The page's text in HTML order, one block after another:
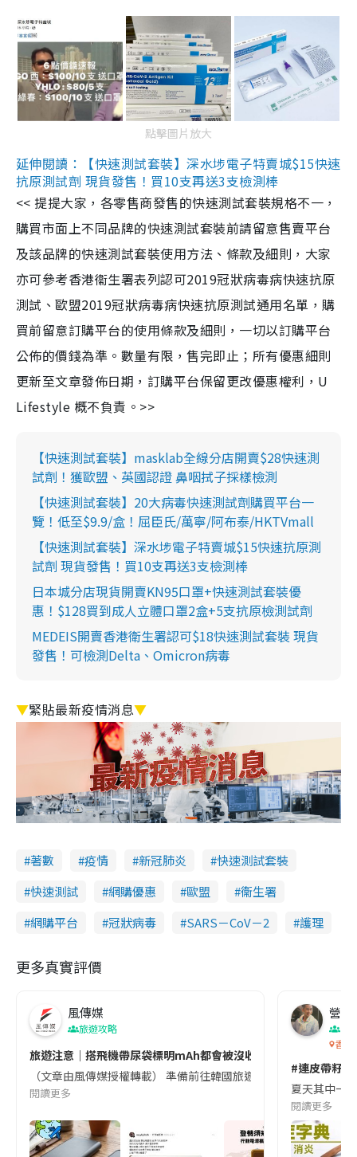
點擊圖片放大
延伸閱讀：【快速測試套裝】深水埗電子特賣城$15快速
抗原測試劑 現貨發售！買10支再送3支檢測棒
<< 提提大家，各零售商發售的快速測試套裝規格不一，
購買市面上不同品牌的快速測試套裝前請留意售賣平台
及該品牌的快速測試套裝使用方法、條款及細則，大家
亦可參考香港衞生署表列認可2019冠狀病毒病快速抗原
測試、歐盟2019冠狀病毒病快速抗原測試通用名單，購
買前留意訂購平台的使用條款及細則，一切以訂購平台
公佈的價錢為準。數量有限，售完即止；所有優惠細則
更新至文章發佈日期，訂購平台保留更改優惠權利，U
Lifestyle 概不負責。>>
【快速測試套裝】masklab全線分店開賣$28快速測
試劑！獲歐盟、英國認證 鼻咽拭子採樣檢測
【快速測試套裝】20大病毒快速測試劑購買平台一
覽！低至$9.9/盒！屈臣氏/萬寧/阿布泰/HKTVmall
【快速測試套裝】深水埗電子特賣城$15快速抗原測
試劑 現貨發售！買10支再送3支檢測棒
日本城分店現貨開賣KN95口罩+快速測試套裝優
惠！$128買到成人立體口罩2盒+5支抗原檢測試劑
MEDEIS開賣香港衛生署認可$18快速測試套裝 現貨
發售！可檢測Delta、Omicron病毒
▼緊貼最新疫情消息▼
著數 疫情 新冠肺炎
快速測試套裝
快速測試
網購優惠 歐盟
衞生署
網購平台
冠狀病毒 SARS－CoV－2 護理
更多真實評價
風傳媒
旅遊攻略
旅遊注意｜搭飛機帶尿袋標明mAh都會被沒收😱出發前切記檢查
（文章由風傳媒授權轉載） 準備前往韓國旅遊的民眾，近期要
閱讀更多
營養
香港
#連皮帶籽
夏天其中一
閱讀更多